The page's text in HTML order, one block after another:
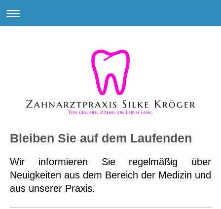
Bleiben Sie auf dem Laufenden
Wir informieren Sie regelmäßig über
Neuigkeiten aus dem Bereich der Medizin und
aus unserer Praxis.